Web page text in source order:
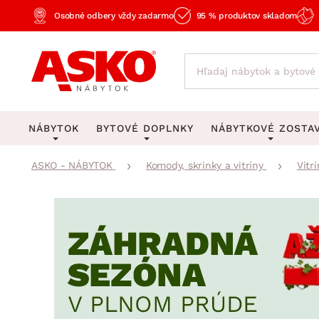
Osobné odbery vždy zadarmo 95 % produktov skladom
NÁBYTOK
Obývacia izba
Spálňa
BYTOVÉ DOPLNKY
KOBERCE
Veľké a stredné koberce
Detské koberce
Kúpeľňové predložky
OSVETLENIE
Stolové lampy a
Lustre a závesné
Zobrazit vše
NÁBYTKOVÉ
Obývacie
Spálňové
Kancelárske
Kuchynské
Detské
Predsieňové
ASKO - NÁBYTOK Komody, skrinky a vitríny